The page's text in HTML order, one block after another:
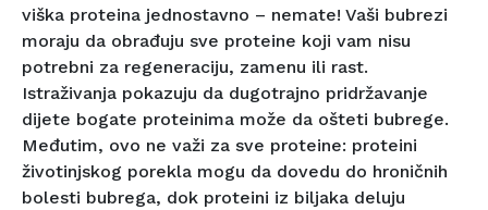
viška proteina jednostavno – nemate! Vaši bubrezi
moraju da obrađuju sve proteine koji vam nisu
potrebni za regeneraciju, zamenu ili rast.
Istraživanja pokazuju da dugotrajno pridržavanje
dijete bogate proteinima može da ošteti bubrege.
Međutim, ovo ne važi za sve proteine: proteini
životinjskog porekla mogu da dovedu do hroničnih
bolesti bubrega, dok proteini iz biljaka deluju